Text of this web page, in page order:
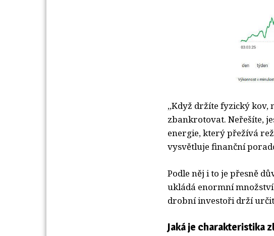
„Když držíte fyzický kov,
zbankrotovat. Neřešíte,
energie, který přežívá
vysvětluje finanční
Podle něj i to je přesně
ukládá enormní
drobní investoři drží
Jaká je charakteristika